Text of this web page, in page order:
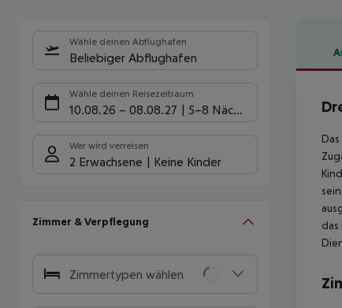
Wähle deinen Abflughafen
Beliebiger Abflughafen
Wähle deinen Reisezeitraum
10.08.26 – 08.08.27 5-8 Nächte
Wer wird verreisen
2 Erwachsene Keine Kinder
Zimmer & Verpflegung
Zimmertypen wählen